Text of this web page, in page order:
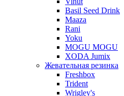
Basil Seed Drink
Maaza
Rani
Yoku
MOGU MOGU
XODA Jumix
Жевательная резинка
Freshbox
Trident
Wrigley's